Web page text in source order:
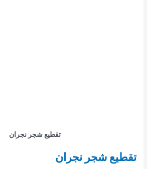
تقطيع شجر نجران
تقطيع شجر نجران